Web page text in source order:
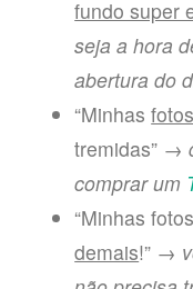
fundo super
seja a hora
abertura do
“Minhas
tremidas” →
comprar um
“Minhas
demais!” →